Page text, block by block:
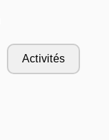
Activités